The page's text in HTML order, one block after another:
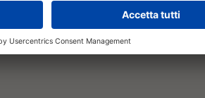
la sostituzione ogni 15.000-